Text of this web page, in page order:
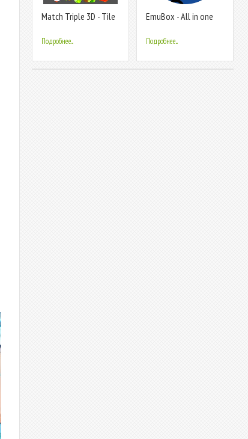
Match Triple 3D - Tile
Подробнее...
EmuBox - All in one
Подробнее...